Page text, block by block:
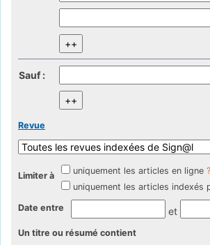
Sauf :
Revue
Limiter à uniquement les articles en ligne ?
uniquement les articles indexés
Date entre et
Un titre ou résumé contient